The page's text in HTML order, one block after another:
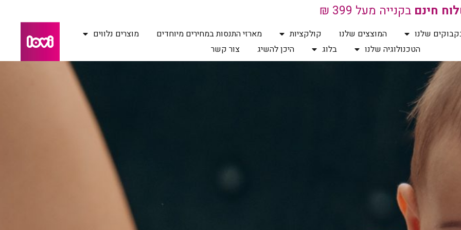
חינםבקנייה מעל 399 ₪
שלנו המוצצים שלנו קולקציות מארזי התנסות במחירים מיוחדים
מוצרים נלווים
הטכנולוגיה שלנו
בלוג היכן להשיג צור קשר